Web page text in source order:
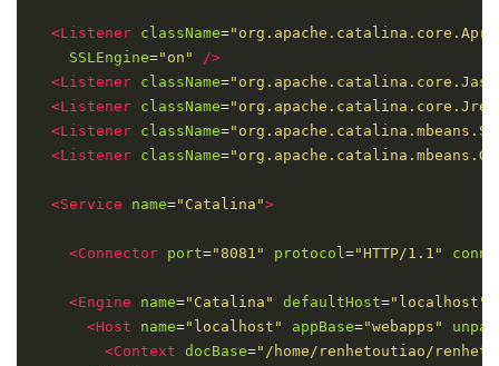
<Listener className=
SSLEngine="on"
/>
<Listener className=
<Listener className=
<Listener className=
<Listener className=
<Service name="Catalina">
<Connector port="8081" protocol="HTTP/1.1"
<Engine name="Catalina" defaultHost="localhost"
<Host
name="localhost" appBase="webapps"
<Context docBase="/home/renhetoutiao/